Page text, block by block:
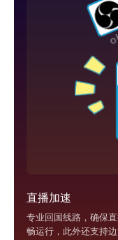
直播加速
专业回国线路，确保
畅运行，此外还支持